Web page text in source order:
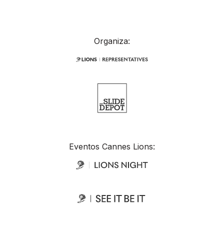
Organiza:
Eventos Cannes Lions: